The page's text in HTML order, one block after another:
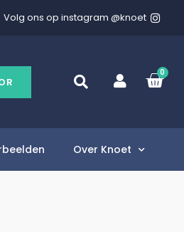
Volg ons op instagram @knoet
0
Over Knoet